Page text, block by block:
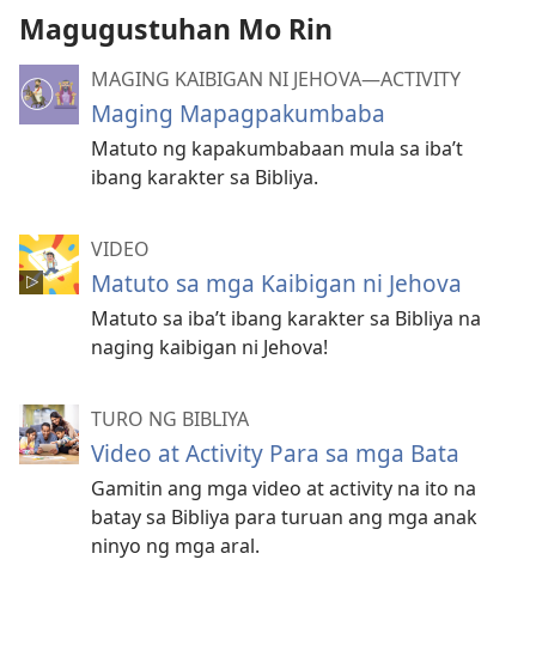
Magugustuhan Mo Rin
MAGING KAIBIGAN NI JEHOVA—ACTIVITY
Maging Mapagpakumbaba
Matuto ng kapakumbabaan mula sa iba’t
ibang karakter sa Bibliya.
VIDEO
Matuto sa mga Kaibigan ni Jehova
Matuto sa iba’t ibang karakter sa Bibliya na
naging kaibigan ni Jehova!
TURO NG BIBLIYA
Video at Activity Para sa mga Bata
Gamitin ang mga video at activity na ito na
batay sa Bibliya para turuan ang mga anak
ninyo ng mga aral.